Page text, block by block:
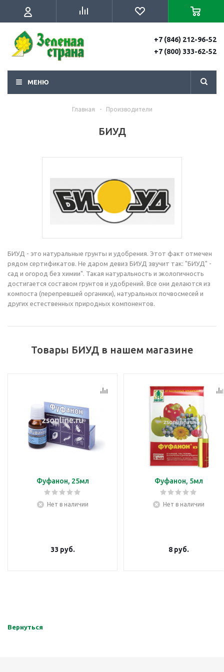
+7 (846) 212-96-52
+7 (800) 333-62-52
МЕНЮ
Главная - Производители
БИУД
БИУД - это натуральные грунты и удобрения. Этот факт отмечен
рядом сертификатов. Не даром девиз БИУД звучит так: "БИУД" -
сад и огород без химии". Такая натуральность и экологичность
достигается составом грунтов и удобрений. Все они делаются из
компоста (перепревшей органики), натуральных почвосмесей и
других естественных природных компонентов.
Товары БИУД в нашем магазине
Фуфанон, 25мл
Нет в наличии
33 руб.
Фуфанон, 5мл
Нет в наличии
8 руб.
Вернуться